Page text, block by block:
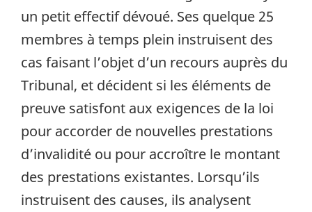
un petit effectif dévoué. Ses quelque 25
membres à temps plein instruisent des
cas faisant l’objet d’un recours auprès du
Tribunal, et décident si les éléments de
preuve satisfont aux exigences de la loi
pour accorder de nouvelles prestations
d’invalidité ou pour accroître le montant
des prestations existantes. Lorsqu’ils
instruisent des causes, ils analysent